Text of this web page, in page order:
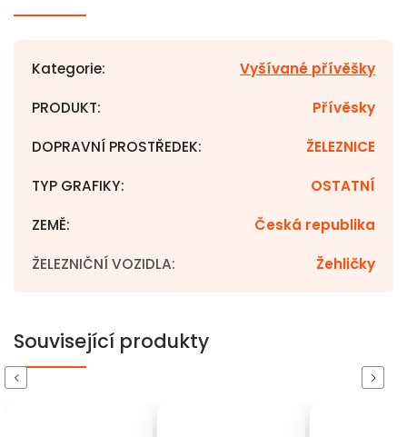
Kategorie: Vyšívané přívěšky
PRODUKT: Přívěsky
DOPRAVNÍ PROSTŘEDEK: ŽELEZNICE
TYP GRAFIKY: OSTATNÍ
ZEMĚ: Česká republika
ŽELEZNIČNÍ VOZIDLA: Žehličky
Související produkty
Previous Next